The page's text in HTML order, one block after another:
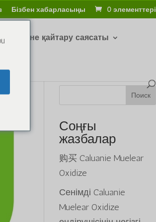
Бізбен хабарласыңы 0 элементтері
және қайтару саясаты
Поиск
Соңғы
жазбалар
购买 Caluanie Muelear
Oxidize
Сенімді Caluanie
Muelear Oxidize